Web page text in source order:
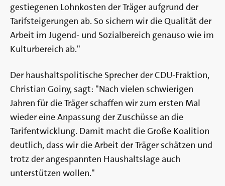
gestiegenen Lohnkosten der Träger aufgrund der
Tarifsteigerungen ab. So sichern wir die Qualität der
Arbeit im Jugend- und Sozialbereich genauso wie im
Kulturbereich ab."
Der haushaltspolitische Sprecher der CDU-Fraktion,
Christian Goiny, sagt: "Nach vielen schwierigen
Jahren für die Träger schaffen wir zum ersten Mal
wieder eine Anpassung der Zuschüsse an die
Tarifentwicklung. Damit macht die Große Koalition
deutlich, dass wir die Arbeit der Träger schätzen und
trotz der angespannten Haushaltslage auch
unterstützen wollen."